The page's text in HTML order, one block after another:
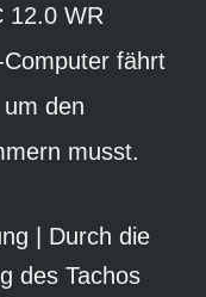
12.0 WR
fährt
den
musst.
| Durch die
des Tachos